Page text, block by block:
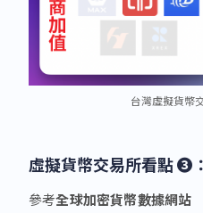
台灣虛擬貨幣
虛擬貨幣交易所看點 ❸
參考全球加密貨幣數據網站